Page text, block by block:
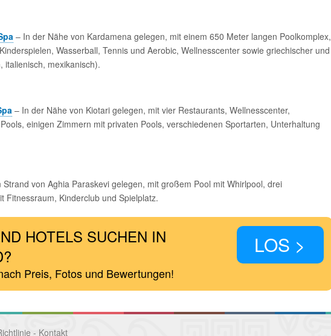
– In der Nähe von Kardamena gelegen, mit einem 650 Meter langen Poolkomplex,
Wasserball, Tennis und Aerobic, Wellnesscenter sowie griechischer und
italienisch, mexikanisch).
– In der Nähe von Kiotari gelegen, mit vier Restaurants, Wellnesscenter,
einigen Zimmern mit privaten Pools, verschiedenen Sportarten, Unterhaltung
Strand von Aghia Paraskevi gelegen, mit großem Pool mit Whirlpool, drei
Fitnessraum, Kinderclub und Spielplatz.
HOTELS SUCHEN IN
Preis, Fotos und Bewertungen!
LOS >
- Kontakt